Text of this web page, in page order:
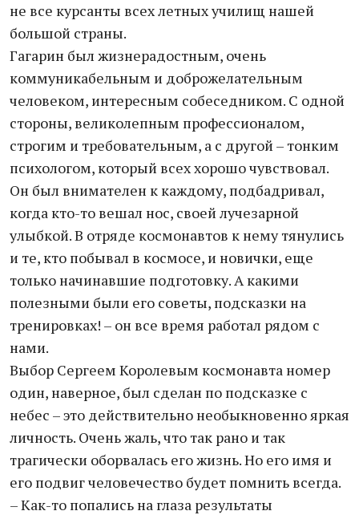
не все курсанты всех летных училищ нашей
большой страны.
Гагарин был жизнерадостным, очень
коммуникабельным и доброжелательным
человеком, интересным собеседником. С одной
стороны, великолепным профессионалом,
строгим и требовательным, а с другой – тонким
психологом, который всех хорошо чувствовал.
Он был внимателен к каждому, подбадривал,
когда кто-то вешал нос, своей лучезарной
улыбкой. В отряде космонавтов к нему тянулись
и те, кто побывал в космосе, и новички, еще
только начинавшие подготовку. А какими
полезными были его советы, подсказки на
тренировках! – он все время работал рядом с
нами.
Выбор Сергеем Королевым космонавта номер
один, наверное, был сделан по подсказке с
небес – это действительно необыкновенно яркая
личность. Очень жаль, что так рано и так
трагически оборвалась его жизнь. Но его имя и
его подвиг человечество будет помнить всегда.
– Как-то попались на глаза результаты